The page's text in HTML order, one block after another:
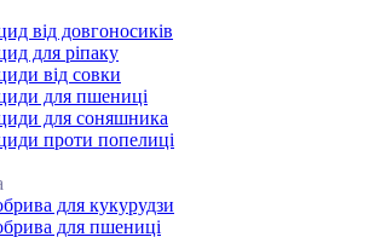
від довгоносиків
для ріпаку
від совки
для пшениці
для соняшника
проти попелиці
для кукурудзи
для пшениці